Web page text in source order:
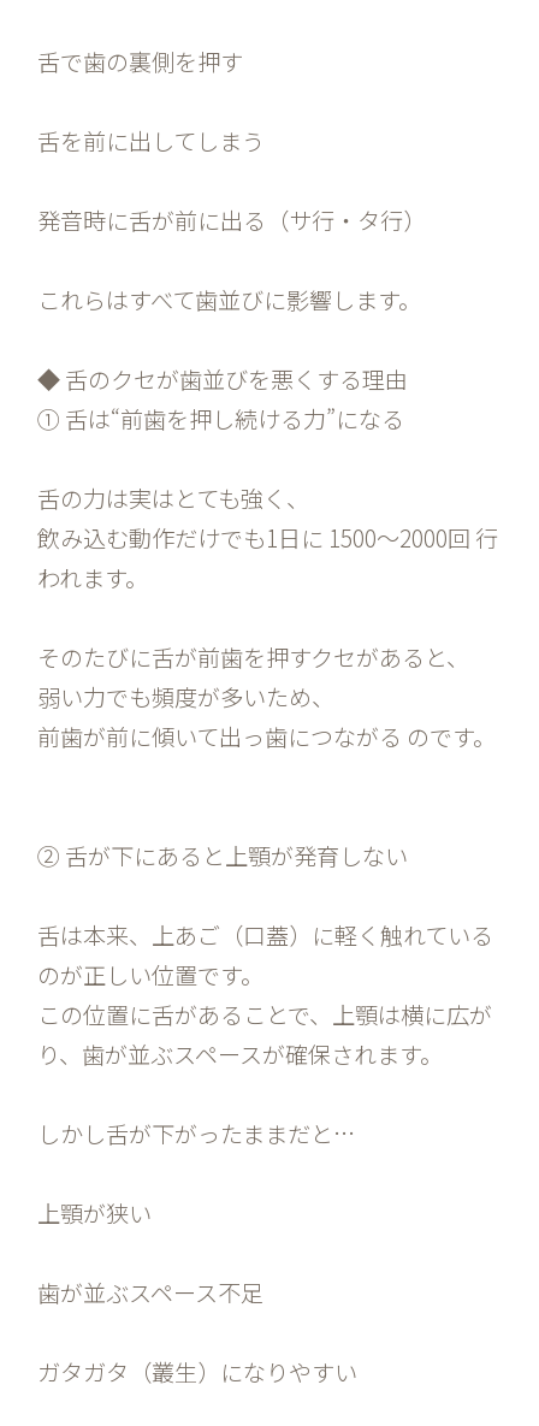
舌で歯の裏側を押す
舌を前に出してしまう
発音時に舌が前に出る（サ行・タ行）
これらはすべて歯並びに影響します。
◆ 舌のクセが歯並びを悪くする理由
① 舌は“前歯を押し続ける力”になる
舌の力は実はとても強く、
飲み込む動作だけでも1日に 1500〜2000回 行
われます。
そのたびに舌が前歯を押すクセがあると、
弱い力でも頻度が多いため、
前歯が前に傾いて出っ歯につながる のです。
② 舌が下にあると上顎が発育しない
舌は本来、上あご（口蓋）に軽く触れている
のが正しい位置です。
この位置に舌があることで、上顎は横に広が
り、歯が並ぶスペースが確保されます。
しかし舌が下がったままだと…
上顎が狭い
歯が並ぶスペース不足
ガタガタ（叢生）になりやすい